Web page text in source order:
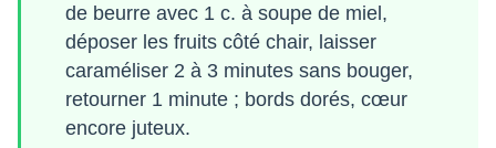
de beurre avec 1 c. à soupe de miel,
déposer les fruits côté chair, laisser
caraméliser 2 à 3 minutes sans bouger,
retourner 1 minute ; bords dorés, cœur
encore juteux.